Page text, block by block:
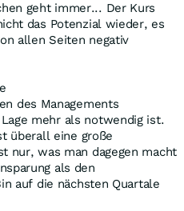
geht immer... Der Kurs
das Potenzial wieder, es
allen Seiten negativ
des Managements
mehr als notwendig ist.
überall eine große
nur, was man dagegen macht
als den
auf die nächsten Quartale